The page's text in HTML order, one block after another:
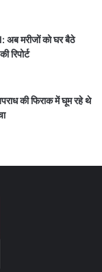
मरीजों को घर बैठे
रिपोर्ट
की फिराक में घूम रहे थे